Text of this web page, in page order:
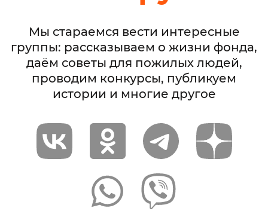
Мы стараемся вести интересные
группы: рассказываем о жизни фонда,
даём советы для пожилых людей,
проводим конкурсы, публикуем
истории и многие другое